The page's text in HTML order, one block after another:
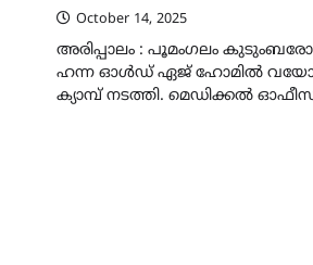
October 14, 2025
അരിപ്പാലം : പൂമംഗലം
ഹന്ന ഓൾഡ് ഏജ് ഹോമിൽ
ക്യാമ്പ്‌ നടത്തി. മെഡിക്കൽ